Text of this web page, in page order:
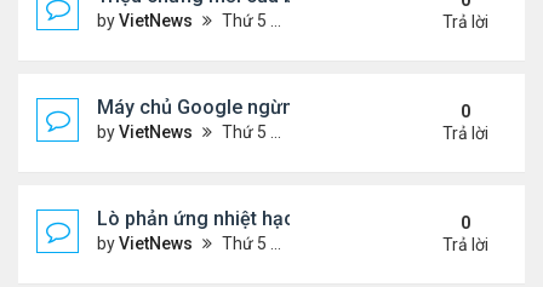
byVietNews Thứ 5 Tháng 7 21, 2022 2:10 pm
Trả lời
Máy chủ Google ngừng hoạt động vì nắng nóng
byVietNews Thứ 5 Tháng 7 21, 2022 12:00 pm
0
Trả lời
Lò phản ứng nhiệt hạch nóng gấp 5 lần lõi Mặt
byVietNews Thứ 5 Tháng 7 21, 2022 11:59 am
0
Trả lời